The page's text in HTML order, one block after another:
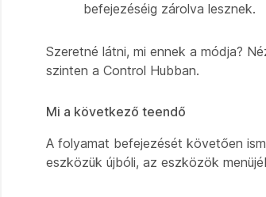
befejezéséig zárolva lesznek.
Szeretné látni, mi ennek a módja?
szinten a Control Hubban.
Mi a következő teendő
A folyamat befejezését követően
eszközük újbóli, az eszközök